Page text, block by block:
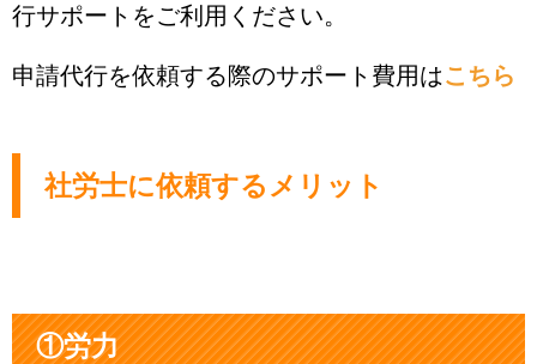
行サポートをご利用ください。
申請代行を依頼する際のサポート費用はこちら
社労士に依頼するメリット
①労力